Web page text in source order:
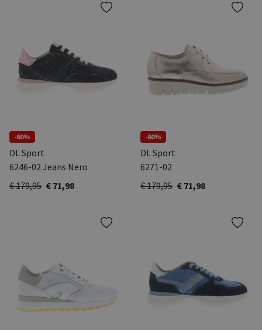
-60%
DL Sport
6246-02 Jeans Nero
€ 179,95 € 71,98
-60%
DL Sport
6271-02
€ 179,95 € 71,98